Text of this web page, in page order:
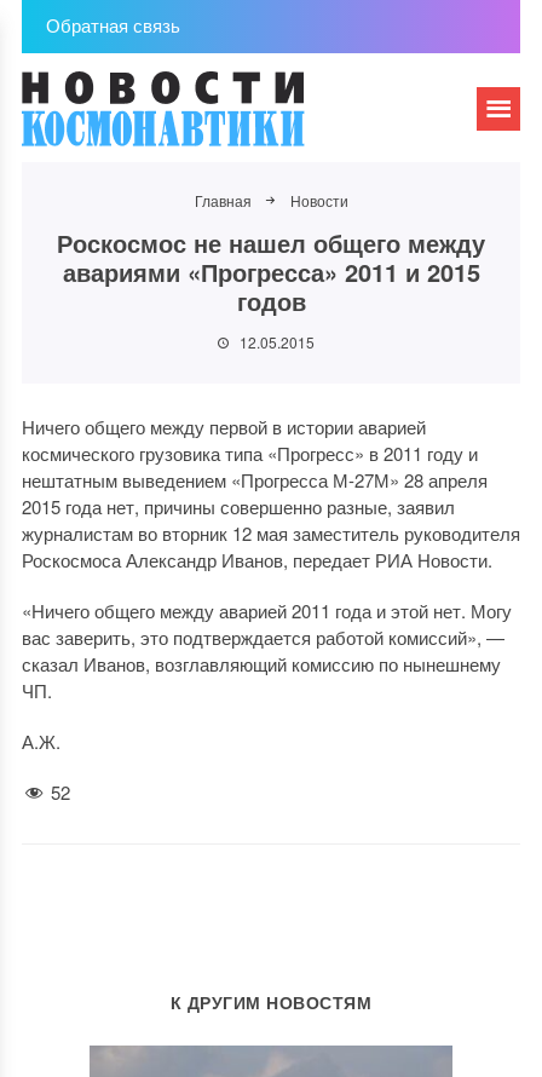
Обратная связь
Главная Новости
Роскосмос не нашел общего между
авариями «Прогресса» 2011 и 2015
годов
12.05.2015
Ничего общего между первой в истории аварией
космического грузовика типа «Прогресс» в 2011 году и
нештатным выведением «Прогресса М-27М» 28 апреля
2015 года нет, причины совершенно разные, заявил
журналистам во вторник 12 мая заместитель руководителя
Роскосмоса Александр Иванов, передает РИА Новости.
«Ничего общего между аварией 2011 года и этой нет. Могу
вас заверить, это подтверждается работой комиссий», —
сказал Иванов, возглавляющий комиссию по нынешнему
ЧП.
А.Ж.
52
К ДРУГИМ НОВОСТЯМ